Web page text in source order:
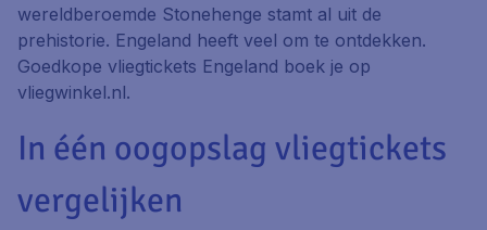
wereldberoemde Stonehenge stamt al uit de
prehistorie. Engeland heeft veel om te ontdekken.
Goedkope vliegtickets Engeland boek je op
vliegwinkel.nl.
In één oogopslag vliegtickets
vergelijken